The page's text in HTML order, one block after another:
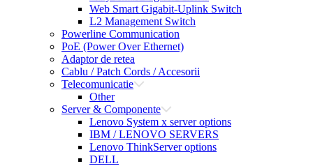
Web Smart Gigabit-Uplink Switch
L2 Management Switch
Powerline Communication
PoE (Power Over Ethernet)
Adaptor de retea
Cablu / Patch Cords / Accesorii
Telecomunicatie
Other
Server & Componente
Lenovo System x server options
IBM / LENOVO SERVERS
Lenovo ThinkServer options
DELL